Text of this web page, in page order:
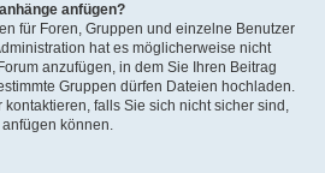
anfügen?
für Foren, Gruppen und einzelne Benutzer
hat es möglicherweise nicht
anzufügen, in dem Sie Ihren Beitrag
Gruppen dürfen Dateien hochladen.
falls Sie sich nicht sicher sind,
können.